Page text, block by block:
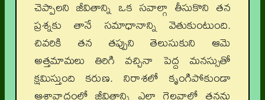
చెప్పాలని జీవితాన్ని ఒక సవాల్గా తీసుకొని తన
ప్రశ్నకు తానే సమాధానాన్ని వెతుకుంటుంది.
చివరికి తన తప్పుని తెలుసుకుని ఆమె
అత్తమామలు తిరిగి వచ్చినా పెద్ద మనస్సుతో
క్షమిస్తుంది కరుణ. నిరాశలో కృంగిపోకుండా
ఆశావాదంలో జీవితాన్ని ఎలా గెలవాలో తనను